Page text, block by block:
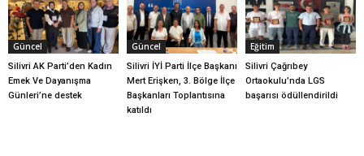
Güncel
Silivri AK Parti’den Kadın
Emek Ve Dayanışma
Günleri’ne destek
Güncel
Silivri İYİ Parti İlçe Başkanı
Mert Erişken, 3. Bölge İlçe
Başkanları Toplantısına
katıldı
Eğitim
Silivri Çağrıbey
Ortaokulu’nda LGS
başarısı ödüllendirildi